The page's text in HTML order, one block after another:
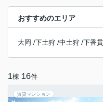
おすすめのエリア
大岡 /下土狩 /中土狩 /下香貫
1棟 16件
賃貸マンション